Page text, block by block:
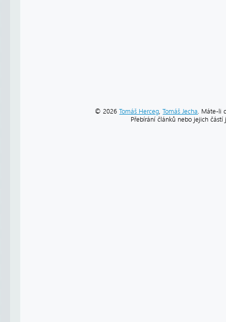
© 2026Tomáš Herceg,Tomáš Jecha. Máte-li
Přebírání článků nebo jejich